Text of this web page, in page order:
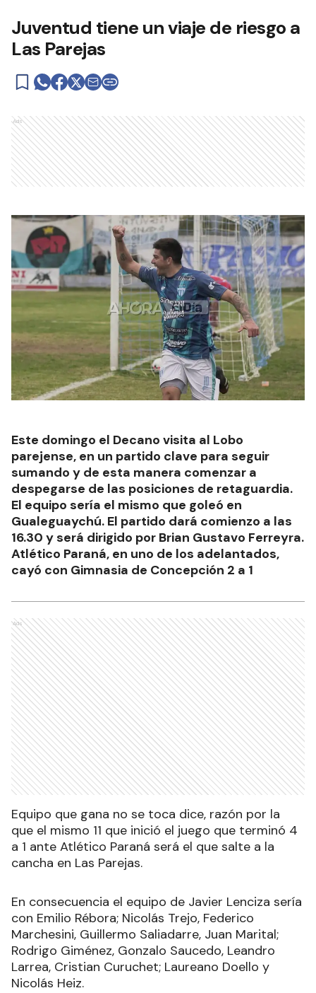
Juventud tiene un viaje de riesgo a
Las Parejas
Ads
Este domingo el Decano visita al Lobo
parejense, en un partido clave para seguir
sumando y de esta manera comenzar a
despegarse de las posiciones de retaguardia.
El equipo sería el mismo que goleó en
Gualeguaychú. El partido dará comienzo a las
16.30 y será dirigido por Brian Gustavo Ferreyra.
Atlético Paraná, en uno de los adelantados,
cayó con Gimnasia de Concepción 2 a 1
Ads
Equipo que gana no se toca dice, razón por la
que el mismo 11 que inició el juego que terminó 4
a 1 ante Atlético Paraná será el que salte a la
cancha en Las Parejas.
En consecuencia el equipo de Javier Lenciza sería
con Emilio Rébora; Nicolás Trejo, Federico
Marchesini, Guillermo Saliadarre, Juan Marital;
Rodrigo Giménez, Gonzalo Saucedo, Leandro
Larrea, Cristian Curuchet; Laureano Doello y
Nicolás Heiz.